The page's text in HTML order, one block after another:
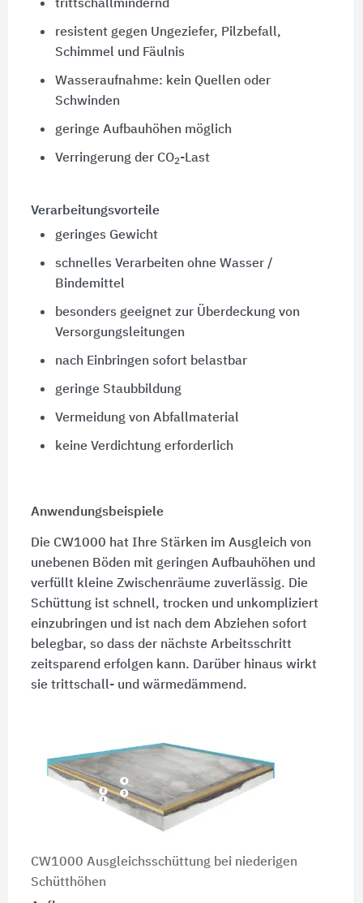
trittschallmindernd
resistent gegen Ungeziefer, Pilzbefall,
Schimmel und Fäulnis
Wasseraufnahme: kein Quellen oder
Schwinden
geringe Aufbauhöhen möglich
Verringerung der CO2-Last
Verarbeitungsvorteile
geringes Gewicht
schnelles Verarbeiten ohne Wasser /
Bindemittel
besonders geeignet zur Überdeckung von
Versorgungsleitungen
nach Einbringen sofort belastbar
geringe Staubbildung
Vermeidung von Abfallmaterial
keine Verdichtung erforderlich
Anwendungsbeispiele
Die CW1000 hat Ihre Stärken im Ausgleich von
unebenen Böden mit geringen Aufbauhöhen und
verfüllt kleine Zwischenräume zuverlässig. Die
Schüttung ist schnell, trocken und unkompliziert
einzubringen und ist nach dem Abziehen sofort
belegbar, so dass der nächste Arbeitsschritt
zeitsparend erfolgen kann. Darüber hinaus wirkt
sie trittschall- und wärmedämmend.
CW1000 Ausgleichsschüttung bei niederigen
Schütthöhen